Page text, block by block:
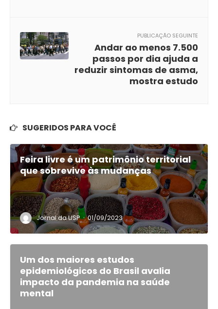
PUBLICAÇÃO SEGUINTE
Andar ao menos 7.500
passos por dia ajuda a
reduzir sintomas de asma,
mostra estudo
SUGERIDOS PARA VOCÊ
Feira livre é um patrimônio territorial
que sobrevive às mudanças
Jornal da USP · 01/09/2023
Um dos maiores estudos
epidemiológicos do Brasil avalia
impacto da pandemia na saúde
mental